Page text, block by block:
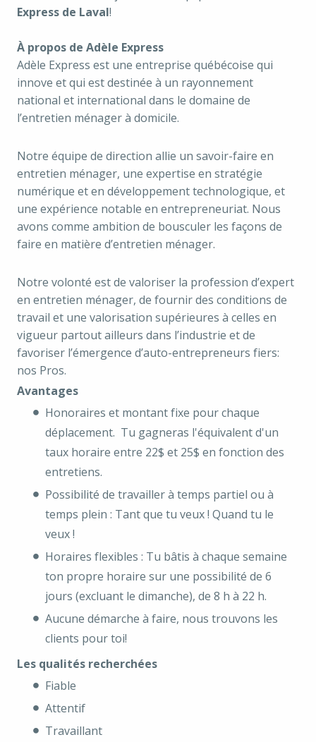
Express de Laval!
À propos de Adèle Express
Adèle Express est une entreprise québécoise qui
innove et qui est destinée à un rayonnement
national et international dans le domaine de
l’entretien ménager à domicile.
Notre équipe de direction allie un savoir-faire en
entretien ménager, une expertise en stratégie
numérique et en développement technologique, et
une expérience notable en entrepreneuriat. Nous
avons comme ambition de bousculer les façons de
faire en matière d’entretien ménager.
Notre volonté est de valoriser la profession d’expert
en entretien ménager, de fournir des conditions de
travail et une valorisation supérieures à celles en
vigueur partout ailleurs dans l’industrie et de
favoriser l’émergence d’auto-entrepreneurs fiers:
nos Pros.
Avantages
Honoraires et montant fixe pour chaque
déplacement. Tu gagneras l'équivalent d'un
taux horaire entre 22$ et 25$ en fonction des
entretiens.
Possibilité de travailler à temps partiel ou à
temps plein : Tant que tu veux ! Quand tu le
veux !
Horaires flexibles : Tu bâtis à chaque semaine
ton propre horaire sur une possibilité de 6
jours (excluant le dimanche), de 8 h à 22 h.
Aucune démarche à faire, nous trouvons les
clients pour toi!
Les qualités recherchées
Fiable
Attentif
Travaillant